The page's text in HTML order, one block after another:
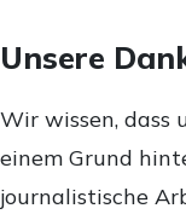
Unsere
Wir wissen, dass
einem Grund
journalistische